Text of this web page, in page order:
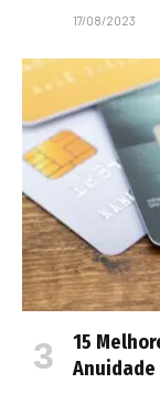
17/08/2023
15